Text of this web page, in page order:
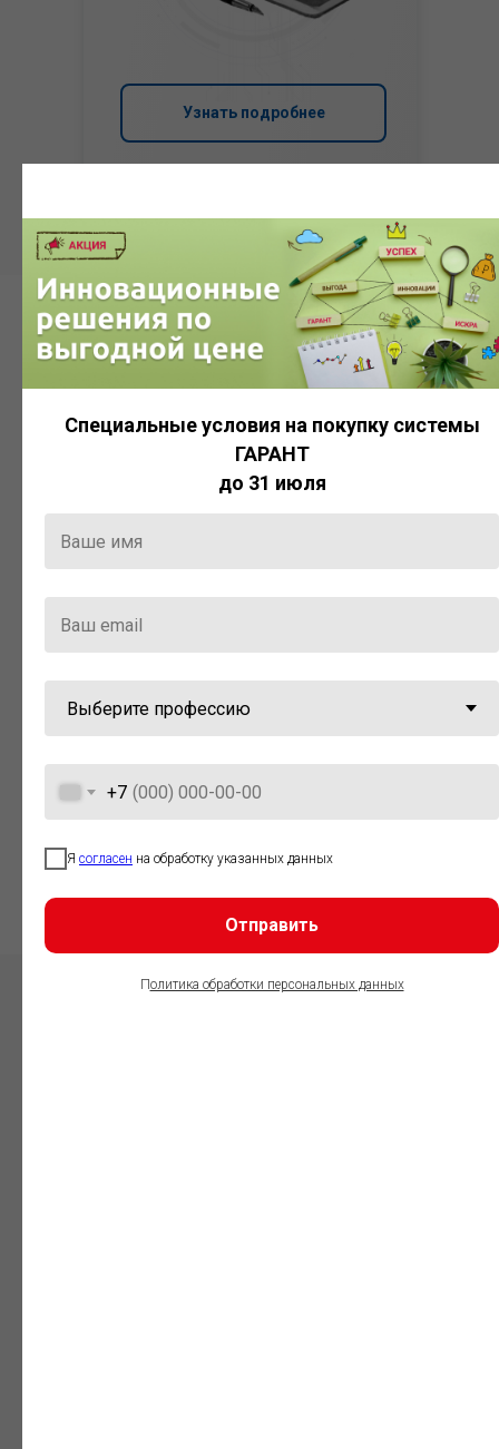
Узнать подробнее
Компания «Гарант» стала
победителем премии «Время
Система
ГАРАНТ
Актуальная правовая информация
и инструменты для максимально
эффективной работы с ней.
Специальные условия на покупку системы
ГАРАНТ
до 31 июля
+7
Я согласен на обработку указанных данных
Отправить
Политика обработки персональных данных